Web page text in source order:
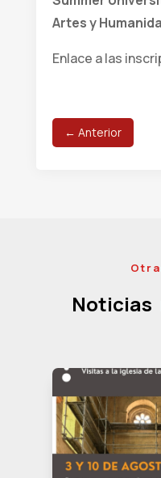
Artes y
Enlace a las
← Anterior
Noticias